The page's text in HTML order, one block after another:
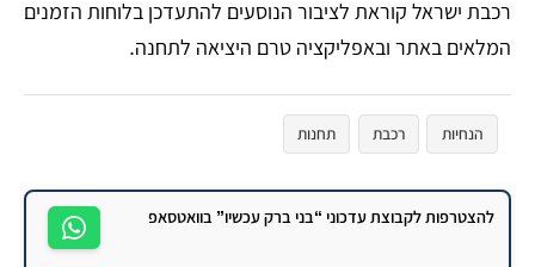
​רכבת ישראל קוראת לציבור הנוסעים להתעדכן בלוחות הזמנים
המלאים באתר ובאפליקציה טרם היציאה לתחנה.
הנחיות רכבת תחנות
להצטרפות לקבוצת עדכוני “בני ברק עכשיו” בוואטסאפ